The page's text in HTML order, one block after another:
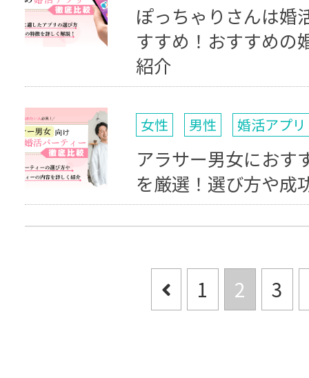
ぽっちゃりさんは婚
すすめ！おすすめの
紹介
女性 男性 婚活アプリ
アラサー男女におす
を厳選！選び方や成
1 2 3